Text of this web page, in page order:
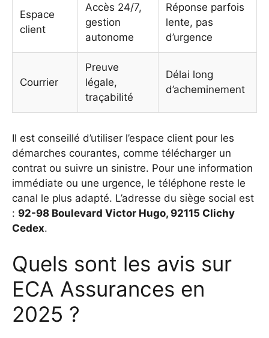
Espace
client
Accès 24/7,
gestion
autonome
Réponse parfois
lente, pas
d’urgence
Courrier
Preuve
légale,
traçabilité
Délai long
d’acheminement
Il est conseillé d’utiliser l’espace client pour les
démarches courantes, comme télécharger un
contrat ou suivre un sinistre. Pour une information
immédiate ou une urgence, le téléphone reste le
canal le plus adapté. L’adresse du siège social est
: 92-98 Boulevard Victor Hugo, 92115 Clichy
Cedex.
Quels sont les avis sur
ECA Assurances en
2025 ?